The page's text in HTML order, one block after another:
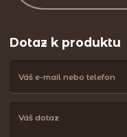
Dotaz k produktu